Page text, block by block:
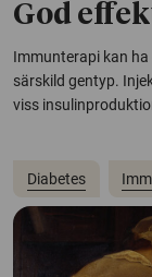
God
Immunterapi kan
särskild gentyp.
viss
Diabetes